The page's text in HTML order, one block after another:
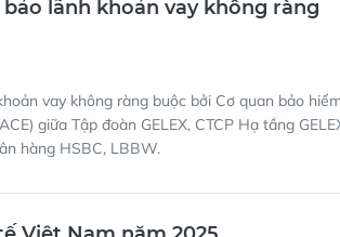
lãnh khoản vay không ràng
vay không ràng buộc bởi Cơ quan bảo
giữa Tập đoàn GELEX, CTCP Hạ tầng
hàng HSBC, LBBW.